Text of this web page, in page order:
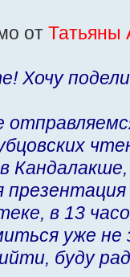
от Татьяны
Хочу
в 13
уже не
буду